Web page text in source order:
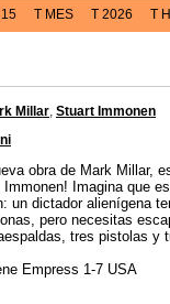
T MES T 2026 T
Millar, Stuart Immonen
obra de Mark Millar,
Immonen! Imagina que
un dictador alienígena
pero necesitas
tres pistolas y
Empress 1-7 USA